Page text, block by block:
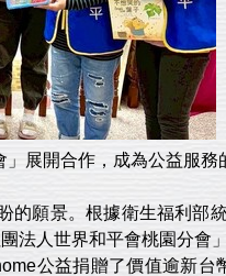
展開合作，成為公益服務
的願景。根據衛生福利部
法人世界和平會桃園分會
公益捐贈了價值逾新台